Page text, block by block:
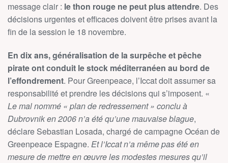
message clair : le thon rouge ne peut plus attendre. Des
décisions urgentes et efficaces doivent être prises avant la
fin de la session le 18 novembre.
En dix ans, généralisation de la surpêche et pêche
pirate ont conduit le stock méditerranéen au bord de
l’effondrement. Pour Greenpeace, l’Iccat doit assumer sa
responsabilité et prendre les décisions qui s’imposent. «
Le mal nommé « plan de redressement » conclu à
Dubrovnik en 2006 n’a été qu’une mauvaise blague,
déclare Sebastian Losada, chargé de campagne Océan de
Greenpeace Espagne. Et l’Iccat n’a même pas été en
mesure de mettre en œuvre les modestes mesures qu’il